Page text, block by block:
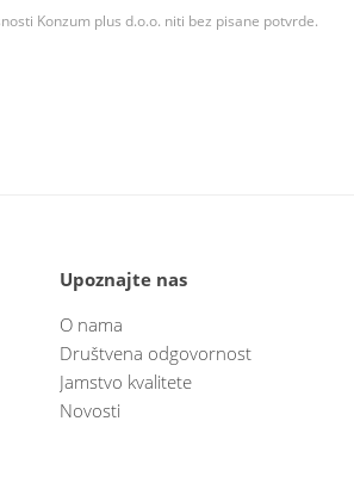
Konzum plus d.o.o. niti bez pisane potvrde.
Upoznajte nas
O nama
Društvena odgovornost
Jamstvo kvalitete
Novosti